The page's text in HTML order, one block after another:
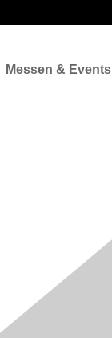
Messen & Events